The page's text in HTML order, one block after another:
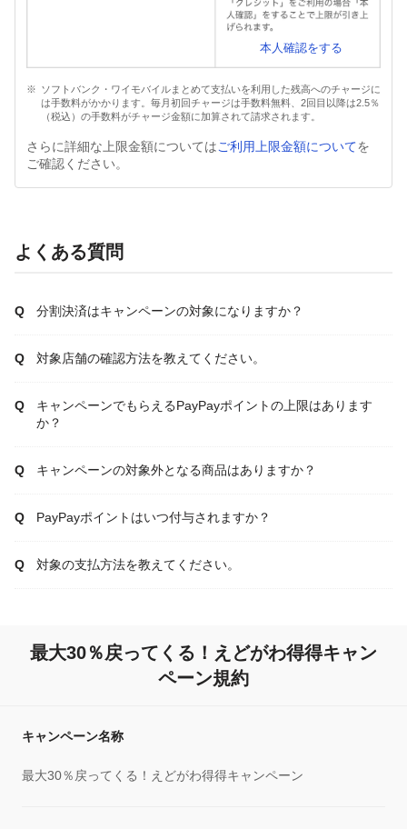
本人確認をする
ソフトバンク・ワイモバイルまとめて支払いを利用した残高へのチャージに
は手数料がかかります。毎月初回チャージは手数料無料、2回目以降は2.5％
（税込）の手数料がチャージ金額に加算されて請求されます。
さらに詳細な上限金額についてはご利用上限金額についてを
ご確認ください。
よくある質問
分割決済はキャンペーンの対象になりますか？
対象店舗の確認方法を教えてください。
キャンペーンでもらえるPayPayポイントの上限はあります
か？
キャンペーンの対象外となる商品はありますか？
PayPayポイントはいつ付与されますか？
対象の支払方法を教えてください。
最大30％戻ってくる！えどがわ得得キャン
ペーン規約
キャンペーン名称
最大30％戻ってくる！えどがわ得得キャンペーン